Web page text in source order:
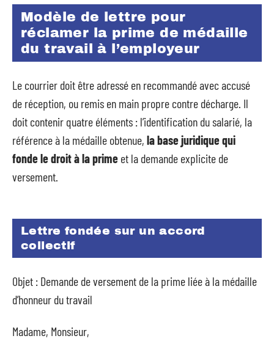
Modèle de lettre pour
réclamer la prime de médaille
du travail à l’employeur
Le courrier doit être adressé en recommandé avec accusé
de réception, ou remis en main propre contre décharge. Il
doit contenir quatre éléments : l’identification du salarié, la
référence à la médaille obtenue, la base juridique qui
fonde le droit à la prime et la demande explicite de
versement.
Lettre fondée sur un accord
collectif
Objet : Demande de versement de la prime liée à la médaille
d’honneur du travail
Madame, Monsieur,